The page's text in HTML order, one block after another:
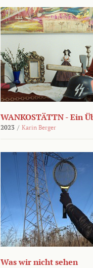
WANKOSTÄTTN - Ein
2023 / Karin Berger
Was wir nicht sehen